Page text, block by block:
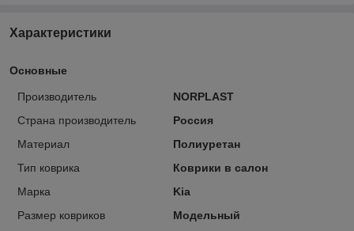
Характеристики
Основные
Производитель
NORPLAST
Страна производитель
Россия
Материал
Полиуретан
Тип коврика
Коврики в салон
Марка
Kia
Размер ковриков
Модельный